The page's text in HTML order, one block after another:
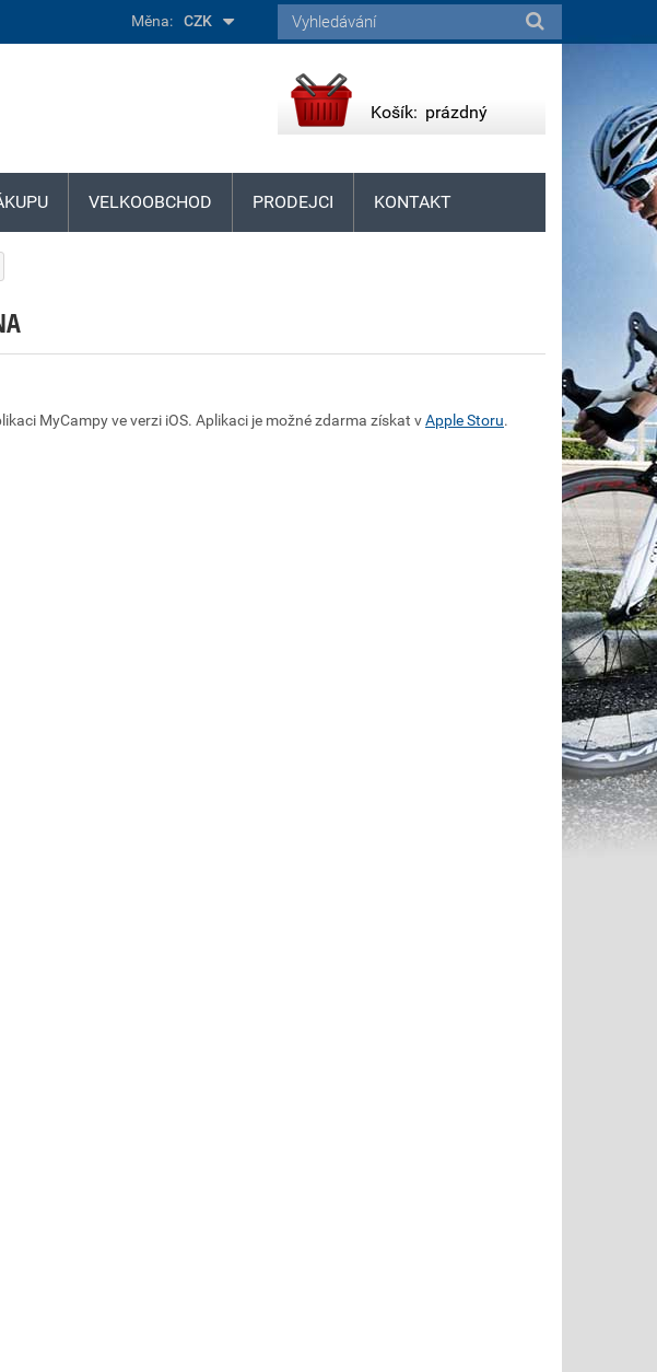
MyCampy ve verzi iOS. Aplikaci je možné zdarma získat vApple Storu.
Měna: CZK
Košík: prázdný
VELKOOBCHOD PRODEJCI KONTAKT